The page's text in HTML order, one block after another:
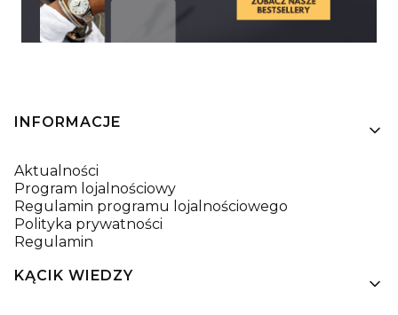
Linki w stopce
INFORMACJE
Aktualności
Program lojalnościowy
Regulamin programu lojalnościowego
Polityka prywatności
Regulamin
KĄCIK WIEDZY